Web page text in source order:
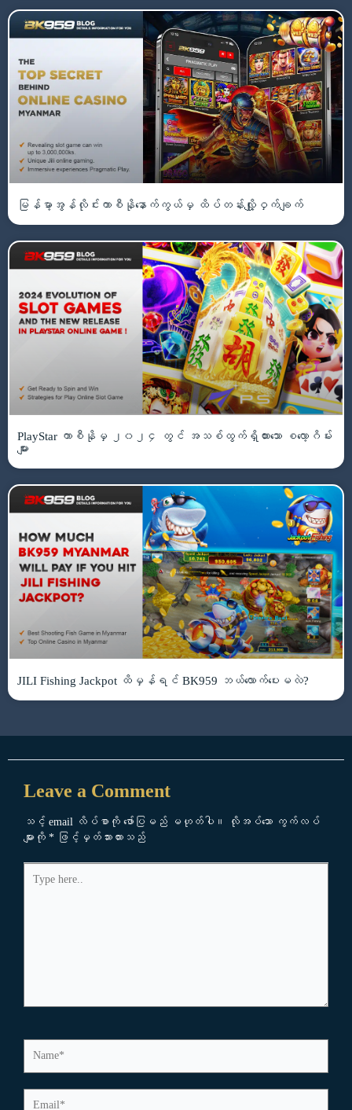
မြန်မာ့အွန်လိုင်းကာစီနိုနောက်ကွယ်မှ ထိပ်တန်းလျှို့ဝှက်ချက်
PlayStar ကာစီနိုမှ ၂၀၂၄ တွင် အသစ်ထွက်ရှိထားသော စလော့ဂိမ်း
များ
JILI Fishing Jackpot ထိမှန်ရင် BK959 ဘယ်လောက်ပေးမလဲ?
Leave a Comment
သင့် email လိပ်စာကို ဖော်ပြမည် မဟုတ်ပါ။
လိုအပ်သော ကွက်လပ်
များကို * ဖြင့်မှတ်သားထားသည်
here..